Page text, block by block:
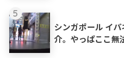
5
シンガポール イ
介。やっぱここ無